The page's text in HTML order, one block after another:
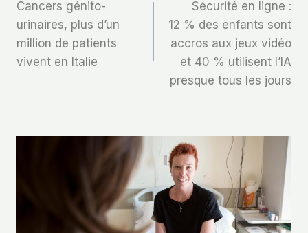
De
L’article
Cancers génito-
urinaires, plus d’un
million de patients
vivent en Italie
Sécurité en ligne :
12 % des enfants sont
accros aux jeux vidéo
et 40 % utilisent l’IA
presque tous les jours